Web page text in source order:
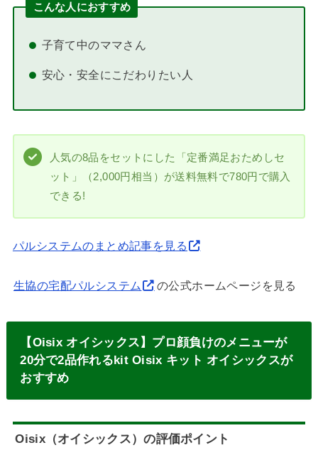
こんな人におすすめ
子育て中のママさん
安心・安全にこだわりたい人
人気の8品をセットにした「定番満足おためしセ
ット」（2,000円相当）が送料無料で780円で購入
できる!
パルシステムのまとめ記事を見る
生協の宅配パルシステム の公式ホームページを見る
【Oisix オイシックス】プロ顔負けのメニューが
20分で2品作れるkit Oisix キット オイシックスが
おすすめ
Oisix（オイシックス）の評価ポイント